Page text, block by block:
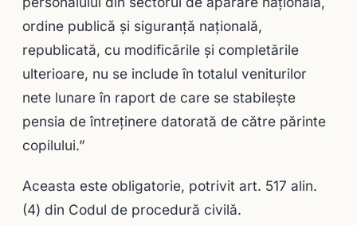
ordine publică şi siguranţă naţională,
republicată, cu modificările şi completările
ulterioare, nu se include în totalul veniturilor
nete lunare în raport de care se stabileşte
pensia de întreţinere datorată de către părinte
copilului.”
Aceasta este obligatorie, potrivit art. 517 alin.
(4) din Codul de procedură civilă.